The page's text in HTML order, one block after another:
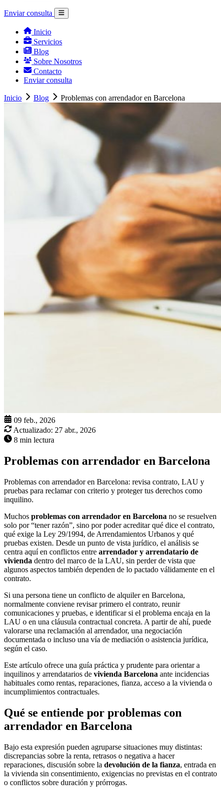
Enviar consulta
Inicio
Servicios
Blog
Sobre Nosotros
Contacto
Enviar consulta
Inicio Blog Problemas con arrendador en Barcelona
09 feb., 2026
Actualizado: 27 abr., 2026
8 min lectura
Problemas con arrendador en Barcelona
Problemas con arrendador en Barcelona: revisa contrato, LAU y
pruebas para reclamar con criterio y proteger tus derechos como
inquilino.
Muchos problemas con arrendador en Barcelona no se resuelven
solo por “tener razón”, sino por poder acreditar qué dice el contrato,
qué exige la Ley 29/1994, de Arrendamientos Urbanos y qué
pruebas existen. Desde un punto de vista jurídico, el análisis se
centra aquí en conflictos entre arrendador y arrendatario de
vivienda dentro del marco de la LAU, sin perder de vista que
algunos aspectos también dependen de lo pactado válidamente en el
contrato.
Si una persona tiene un conflicto de alquiler en Barcelona,
normalmente conviene revisar primero el contrato, reunir
comunicaciones y pruebas, e identificar si el problema encaja en la
LAU o en una cláusula contractual concreta. A partir de ahí, puede
valorarse una reclamación al arrendador, una negociación
documentada o incluso una vía de mediación o asistencia jurídica,
según el caso.
Este artículo ofrece una guía práctica y prudente para orientar a
inquilinos y arrendatarios de vivienda Barcelona ante incidencias
habituales como rentas, reparaciones, fianza, acceso a la vivienda o
incumplimientos contractuales.
Qué se entiende por problemas con
arrendador en Barcelona
Bajo esta expresión pueden agruparse situaciones muy distintas:
discrepancias sobre la renta, retrasos o negativa a hacer
reparaciones, discusión sobre la devolución de la fianza, entrada en
la vivienda sin consentimiento, exigencias no previstas en el contrato
o conflictos sobre duración y prórrogas.